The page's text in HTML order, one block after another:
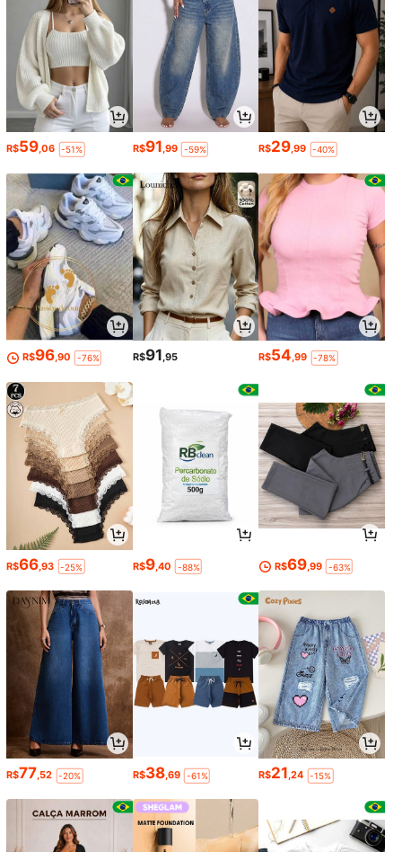
R$59,06 -51% R$91,99 -59% R$29,99 -40%
R$96,90 -76% R$91,95 R$54,99 -78%
R$66 ,93 -25% R$9,40 -88% R$69,99 -63%
R$77,52 -20% R$38,69 -61% R$21,24 -15%